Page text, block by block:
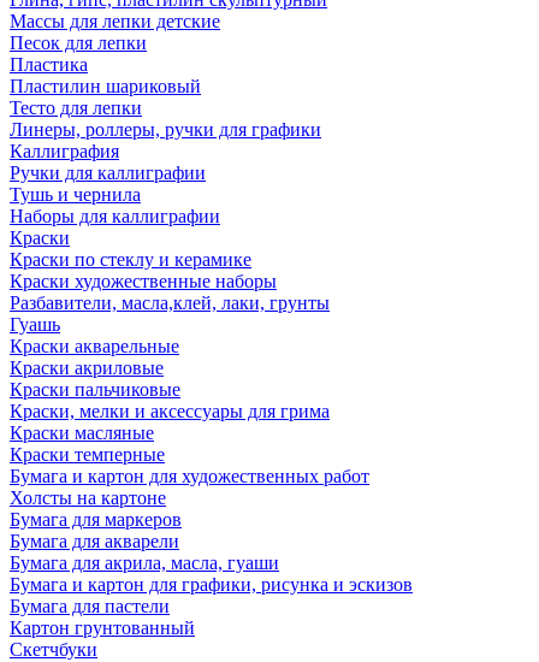
Массы для лепки детские
Песок для лепки
Пластика
Пластилин шариковый
Тесто для лепки
Линеры, роллеры, ручки для графики
Каллиграфия
Ручки для каллиграфии
Тушь и чернила
Наборы для каллиграфии
Краски
Краски по стеклу и керамике
Краски художественные наборы
Разбавители, масла,клей, лаки, грунты
Гуашь
Краски акварельные
Краски акриловые
Краски пальчиковые
Краски, мелки и аксессуары для грима
Краски масляные
Краски темперные
Бумага и картон для художественных работ
Холсты на картоне
Бумага для маркеров
Бумага для акварели
Бумага для акрила, масла, гуаши
Бумага и картон для графики, рисунка и эскизов
Бумага для пастели
Картон грунтованный
Скетчбуки